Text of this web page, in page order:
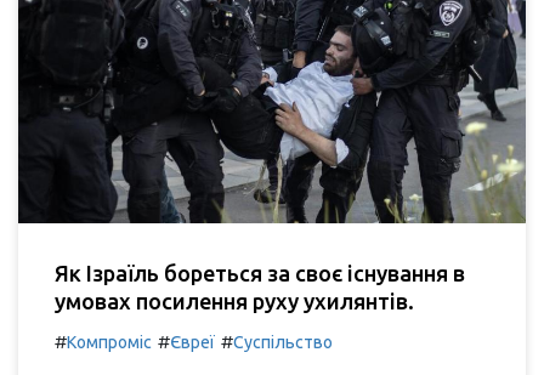
Як Ізраїль бореться за своє існування в
умовах посилення руху ухилянтів.
#Компроміс #Євреї #Суспільство